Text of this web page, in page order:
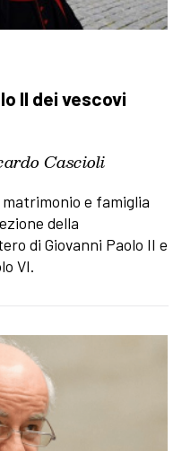
II dei vescovi
Cascioli
e famiglia
della
di Giovanni Paolo II e
VI.